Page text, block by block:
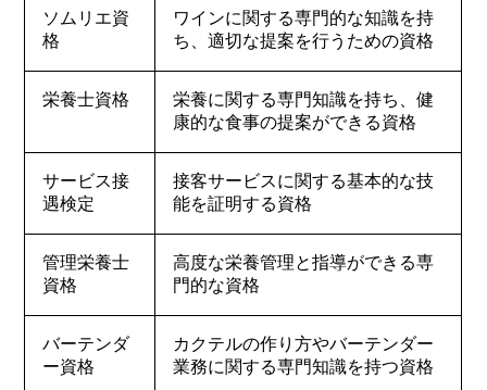
ソムリエ資
格
ワインに関する専門的な知識を持
ち、適切な提案を行うための資格
栄養士資格
栄養に関する専門知識を持ち、健
康的な食事の提案ができる資格
サービス接
遇検定
接客サービスに関する基本的な技
能を証明する資格
管理栄養士
資格
高度な栄養管理と指導ができる専
門的な資格
バーテンダ
ー資格
カクテルの作り方やバーテンダー
業務に関する専門知識を持つ資格